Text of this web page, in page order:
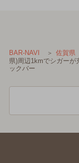
BAR-NAVI 佐賀県
県)周辺1kmでシガーが
ックバー